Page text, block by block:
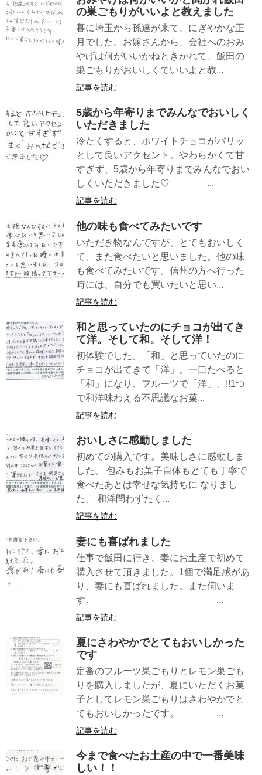
の巣ごもりがいいよと教えました
暮に埼玉から孫達が来て、にぎやかな正
月でした。お嫁さんから、会社へのおみ
やげは何がいいかねときかれて、飯田の
巣ごもりがおいしくていいよと教...
記事を読む
5歳から年寄りまでみんなでおいしく
いただきました
冷たくすると、ホワイトチョコがパリッ
として良いアクセント。やわらかくて甘
すぎず、5歳から年寄りまでみんなでおい
しくいただきました♡ ...
記事を読む
他の味も食べてみたいです
いただき物なんですが、とてもおいしく
て、また食べたいと思いました。他の味
も食べてみたいです。信州の方へ行った
時には、自分でも買いたいと思い...
記事を読む
和と思っていたのにチョコが出てき
て洋。そして和。そして洋！
初体験でした。「和」と思っていたのに
チョコが出てきて「洋」。一口たべると
「和」になり、フルーツで「洋」。!!1つ
で和洋味わえる不思議なお菓...
記事を読む
おいしさに感動しました
初めての購入です。美味しさに感動しま
した。 包みもお菓子自体もとても丁寧で
食べたあとは幸せな気持ちに なりまし
た。 和洋問わずたく...
記事を読む
妻にも喜ばれました
仕事で飯田に行き、妻にお土産で初めて
購入させて頂きました。1個で満足感があ
り、妻にも喜ばれました。また伺いま
す。 ...
記事を読む
夏にさわやかでとてもおいしかった
です
定番のフルーツ巣ごもりとレモン巣ごも
りを購入しましたが、夏にいただくお菓
子としてレモン巣ごもりはさわやかでと
てもおいしかったです。 ...
記事を読む
今まで食べたお土産の中で一番美味
しい！！